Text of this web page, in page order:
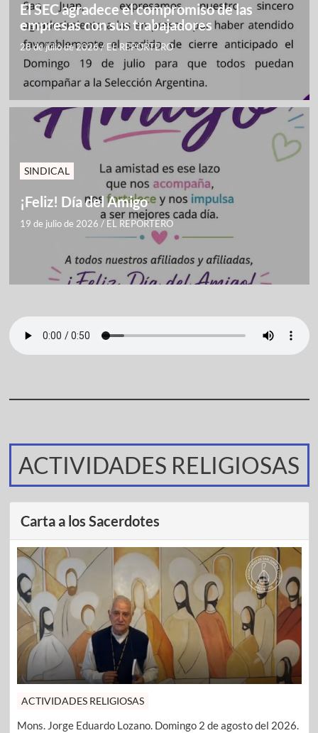
El SEC agradece el compromiso de las
empresas con sus trabajadores
28 de julio de 2026/ EL REPORTERO
SINDICAL
¡Feliz! Día del Amigo
19 de julio de 2026 / EL REPORTERO
ACTIVIDADES RELIGIOSAS
Carta a los Sacerdotes
ACTIVIDADES RELIGIOSAS
Mons. Jorge Eduardo Lozano. Domingo 2 de agosto del 2026.